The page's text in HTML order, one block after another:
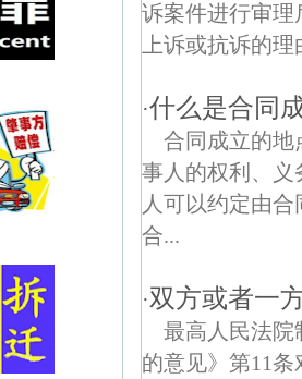
诉案件进行审理
上诉或抗诉的
·什么是合同
合同成立的地
事人的权利、义
人可以约定由
合...
·双方或者一
最高人民法院
的意见》第11